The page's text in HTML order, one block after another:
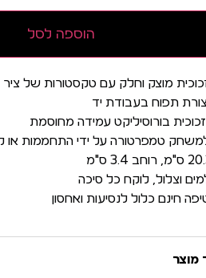
הוספה לסל
מוצק וחלק עם טקסטורות של
תפוח בעבודת יד
בורוסיליקט עמידה מחוסמת
טמפרטורה על ידי התחממות או
וצלול, לוקח כל סיכה
חינם כלול לנסיעות ואחסון
מוצר